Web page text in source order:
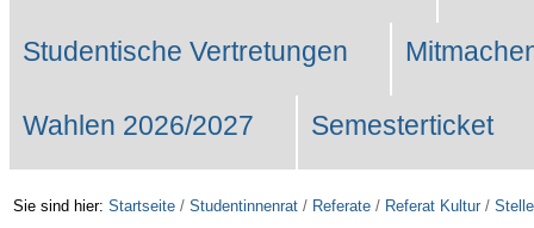
Studentische Vertretungen
Wahlen 2026/2027 Semesterticket
Sie sind hier: Startseite / Studentinnenrat / Referate / Referat Kultur /